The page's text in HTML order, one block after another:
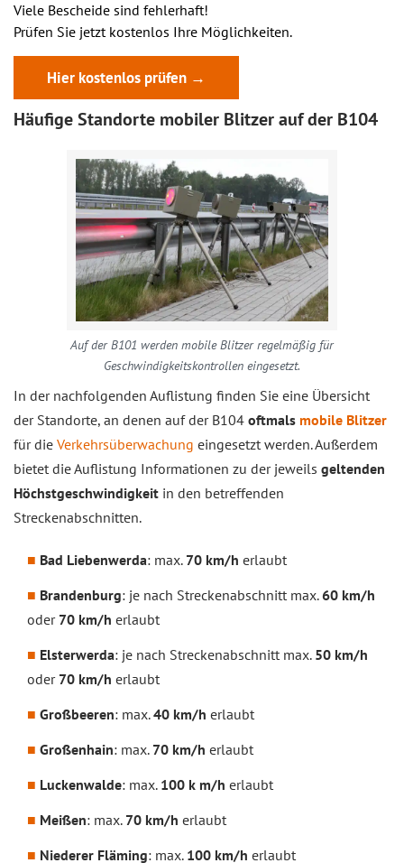
Viele Bescheide sind fehlerhaft!
Prüfen Sie jetzt kostenlos Ihre Möglichkeiten.
Hier kostenlos prüfen →
Häufige Standorte mobiler Blitzer auf der B104
Auf der B101 werden mobile Blitzer regelmäßig für
Geschwindigkeitskontrollen eingesetzt.
In der nachfolgenden Auflistung finden Sie eine Übersicht
der Standorte, an denen auf der B104 oftmals mobile Blitzer
für die Verkehrsüberwachung eingesetzt werden. Außerdem
bietet die Auflistung Informationen zu der jeweils geltenden
Höchstgeschwindigkeit in den betreffenden
Streckenabschnitten.
Bad Liebenwerda: max. 70 km/h erlaubt
Brandenburg: je nach Streckenabschnitt max.60 km/h
oder 70 km/h erlaubt
Elsterwerda: je nach Streckenabschnitt max. 50 km/h
oder 70 km/h erlaubt
Großbeeren: max.40 km/h erlaubt
Großenhain: max. 70 km/h erlaubt
Luckenwalde: max. 100 k m/h erlaubt
Meißen: max. 70 km/h erlaubt
Niederer Fläming: max. 100 km/h erlaubt